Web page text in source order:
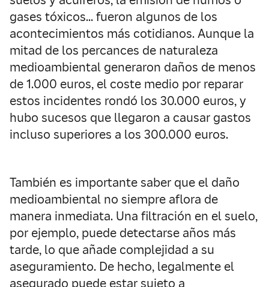
gases tóxicos… fueron algunos de los
acontecimientos más cotidianos. Aunque la
mitad de los percances de naturaleza
medioambiental generaron daños de menos
de 1.000 euros, el coste medio por reparar
estos incidentes rondó los 30.000 euros, y
hubo sucesos que llegaron a causar gastos
incluso superiores a los 300.000 euros.
También es importante saber que el daño
medioambiental no siempre aflora de
manera inmediata. Una filtración en el suelo,
por ejemplo, puede detectarse años más
tarde, lo que añade complejidad a su
aseguramiento. De hecho, legalmente el
asegurado puede estar sujeto a